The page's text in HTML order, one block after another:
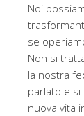
Noi
se
Non si
la nostra
parlato e
nuova vita